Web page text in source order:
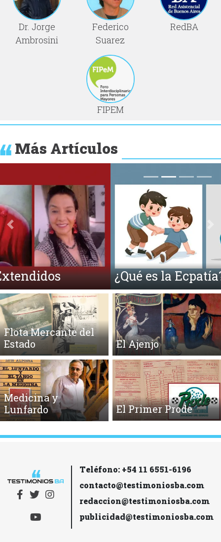
Dr. Jorge
Ambrosini
Federico
Suarez
RedBA
FIPEM
Más Artículos
¿Qué es la Ecpatía?
Anterior
Flota Mercante del
Estado
El Ajenjo
Medicina y
Lunfardo
El Primer Prode
Teléfono: +54 11 6551-6196
contacto@testimoniosba.com
redaccion@testimoniosba.com
publicidad@testimoniosba.com